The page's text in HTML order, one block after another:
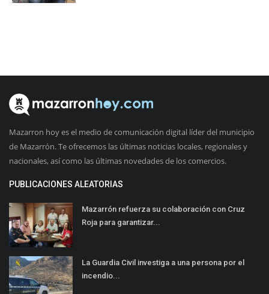
Mazarron hoy es el medio de comunicación digital líder del municipio
de Mazarrón. Te ofrecemos las últimas noticias locales, regionales y
nacionales, así como las últimas novedades de los comercios.
PUBLICACIONES ALEATORIAS
Mazarrón refuerza su colaboración con Cruz
Roja para garantizar...
La Guardia Civil investiga a una persona por el
incendio...